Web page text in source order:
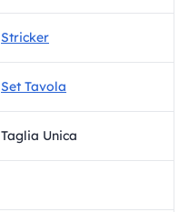
Stricker
Set Tavola
Taglia Unica